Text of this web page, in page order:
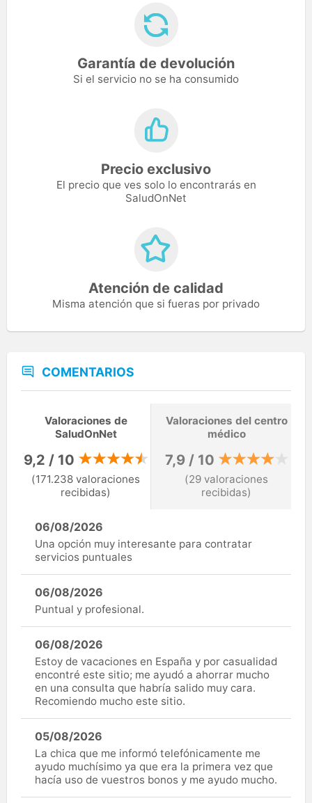
Garantía de devolución
Si el servicio no se ha consumido
Precio exclusivo
El precio que ves solo lo encontrarás en
SaludOnNet
Atención de calidad
Misma atención que si fueras por privado
COMENTARIOS
Valoraciones de
SaludOnNet
9,2 / 10
(171.238 valoraciones
recibidas)
Valoraciones del centro
médico
7,9 / 10
(29 valoraciones
recibidas)
06/08/2026
Una opción muy interesante para contratar
servicios puntuales
06/08/2026
Puntual y profesional.
06/08/2026
Estoy de vacaciones en España y por casualidad
encontré este sitio; me ayudó a ahorrar mucho
en una consulta que habría salido muy cara.
Recomiendo mucho este sitio.
05/08/2026
La chica que me informó telefónicamente me
ayudo muchísimo ya que era la primera vez que
hacía uso de vuestros bonos y me ayudo mucho.